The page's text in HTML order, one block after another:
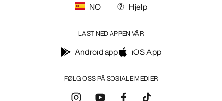
FØLG OSS PÅ SOSIALE MEDIER
NO Hjelp
LAST NED APPEN VÅR
Android app iOS App